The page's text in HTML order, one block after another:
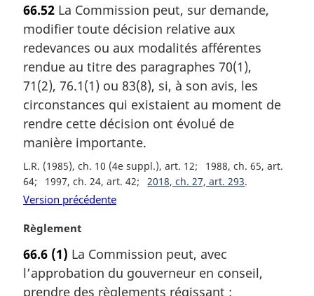
i
n
a
e
:
t
e
m
a
g
i
n
a
e
:
66.52 La Commission peut, sur demande,
modifier toute décision relative aux
redevances ou aux modalités afférentes
rendue au titre des paragraphes 70(1),
71(2), 76.1(1) ou 83(8), si, à son avis, les
circonstances qui existaient au moment de
rendre cette décision ont évolué de
manière importante.
L.R. (1985), ch. 10 (4e suppl.), art. 12
1988, ch. 65, art.
64
1997, ch. 24, art. 42 2018, ch. 27, art. 293
Version précédente
N
t
e
m
Règlement
66.6 (1) La Commission peut, avec
l’approbation du gouverneur en conseil,
prendre des règlements régissant :